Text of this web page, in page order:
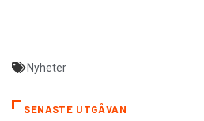
Nyheter
SENASTE UTGÅVAN